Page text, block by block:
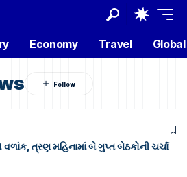
Economy Travel
વળાંક, ત્રણ મહિનામાં બે ગુપ્ત બેઠકોની ચર્ચા